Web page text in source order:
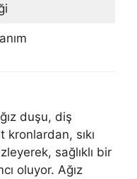
duşu, diş
sıkı
sağlıklı bir
oluyor. Ağız